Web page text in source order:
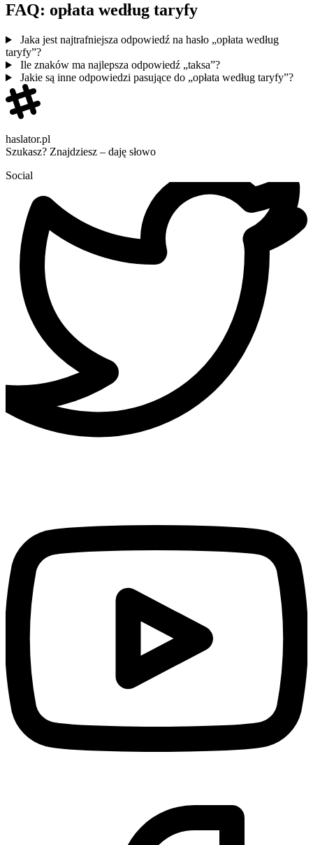
FAQ: opłata według taryfy
Jaka jest najtrafniejsza odpowiedź na hasło „opłata według
taryfy”?
Ile znaków ma najlepsza odpowiedź „taksa”?
Jakie są inne odpowiedzi pasujące do „opłata według taryfy”?
haslator.pl
Szukasz? Znajdziesz – daję słowo
Social